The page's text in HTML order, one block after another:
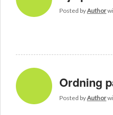
Posted byAuthor
Ordning
Posted byAuthor